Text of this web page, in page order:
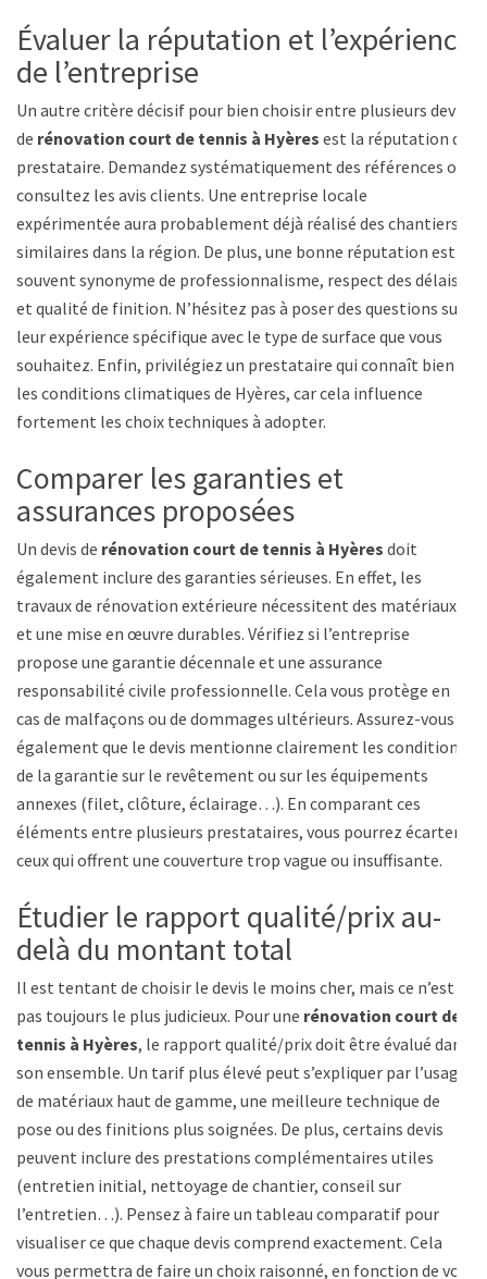
Évaluer la réputation et l’expérience
de l’entreprise
Un autre critère décisif pour bien choisir entre plusieurs devis
de rénovation court de tennis à Hyères est la réputation du
prestataire. Demandez systématiquement des références ou
consultez les avis clients. Une entreprise locale
expérimentée aura probablement déjà réalisé des chantiers
similaires dans la région. De plus, une bonne réputation est
souvent synonyme de professionnalisme, respect des délais
et qualité de finition. N’hésitez pas à poser des questions sur
leur expérience spécifique avec le type de surface que vous
souhaitez. Enfin, privilégiez un prestataire qui connaît bien
les conditions climatiques de Hyères, car cela influence
fortement les choix techniques à adopter.
Comparer les garanties et
assurances proposées
Un devis de rénovation court de tennis à Hyères doit
également inclure des garanties sérieuses. En effet, les
travaux de rénovation extérieure nécessitent des matériaux
et une mise en œuvre durables. Vérifiez si l’entreprise
propose une garantie décennale et une assurance
responsabilité civile professionnelle. Cela vous protège en
cas de malfaçons ou de dommages ultérieurs. Assurez-vous
également que le devis mentionne clairement les conditions
de la garantie sur le revêtement ou sur les équipements
annexes (filet, clôture, éclairage…). En comparant ces
éléments entre plusieurs prestataires, vous pourrez écarter
ceux qui offrent une couverture trop vague ou insuffisante.
Étudier le rapport qualité/prix au-
delà du montant total
Il est tentant de choisir le devis le moins cher, mais ce n’est
pas toujours le plus judicieux. Pour une rénovation court de
tennis à Hyères, le rapport qualité/prix doit être évalué dans
son ensemble. Un tarif plus élevé peut s’expliquer par l’usage
de matériaux haut de gamme, une meilleure technique de
pose ou des finitions plus soignées. De plus, certains devis
peuvent inclure des prestations complémentaires utiles
(entretien initial, nettoyage de chantier, conseil sur
l’entretien…). Pensez à faire un tableau comparatif pour
visualiser ce que chaque devis comprend exactement. Cela
vous permettra de faire un choix raisonné, en fonction de vos